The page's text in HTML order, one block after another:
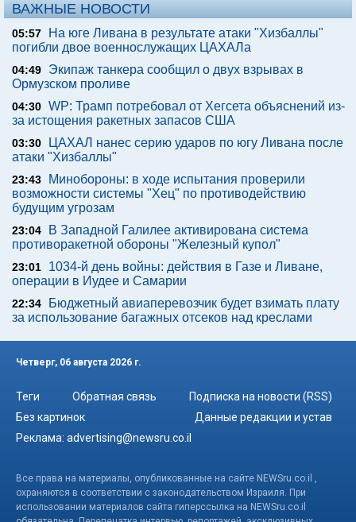
ВАЖНЫЕ НОВОСТИ
05:57
На юге Ливана в результате атаки "Хизбаллы"
погибли двое военнослужащих ЦАХАЛа
04:49
Экипаж танкера сообщил о двух взрывах в
Ормузском проливе
04:30 WP: Трамп потребовал от Хегсета объяснений из-
за истощения ракетных запасов США
03:30
ЦАХАЛ нанес серию ударов по югу Ливана после
атаки "Хизбаллы"
23:43
Минобороны: в ходе испытания проверили
возможности системы "Хец" по противодействию
будущим угрозам
23:04
В Западной Галилее активирована система
противоракетной обороны "Железный купол"
23:01
1034-й день войны: действия в Газе и Ливане,
операции в Иудее и Самарии
22:34
Бюджетный авиаперевозчик будет взимать плату
за использование багажных отсеков над креслами
Четверг, 06 августа 2026 г.
Теги Обратная связь
Подписка на новости (RSS)
Без картинок
Данные редакции и устав
Реклама: advertising@newsru.co.il
Все права на материалы, опубликованные на сайте NEWSru.co.il ,
охраняются в соответствии с законодательством Израиля. При
использовании материалов сайта гиперссылка на NEWSru.co.il